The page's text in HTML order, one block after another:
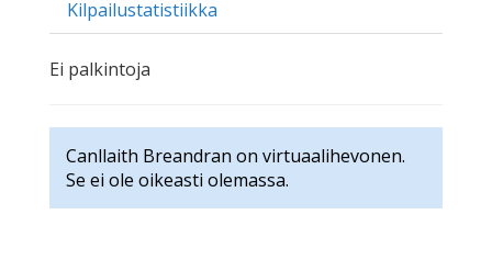
Kilpailustatistiikka
Ei palkintoja
Canllaith Breandran on virtuaalihevonen.
Se ei ole oikeasti olemassa.